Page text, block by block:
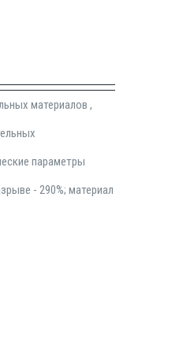
материалов ,
параметры
- 290%; материал